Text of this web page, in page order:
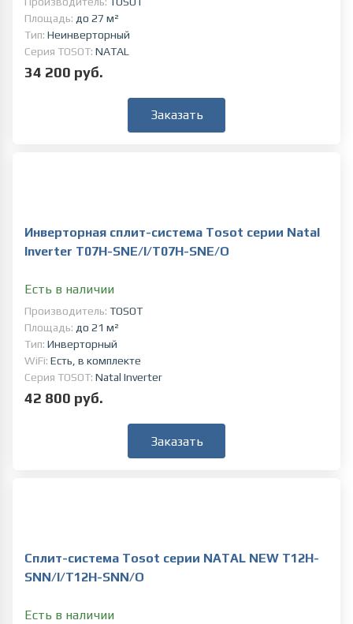
Площадь: до 27 м²
Тип: Неинверторный
Серия TOSOT: NATAL
34 200 руб.
Заказать
Инверторная сплит-система Tosot серии Natal
Inverter T07H-SNE/I/T07H-SNE/O
Есть в наличии
Производитель: TOSOT
Площадь: до 21 м²
Тип: Инверторный
WiFi: Есть, в комплекте
Серия TOSOT: Natal Inverter
42 800 руб.
Заказать
Сплит-система Tosot серии NATAL NEW T12H-
SNN/I/T12H-SNN/O
Есть в наличии